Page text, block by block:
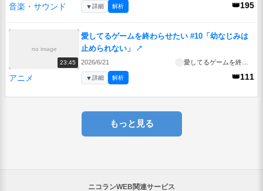
音楽・サウンド 👑195
▼詳細 解析
no image
23:45
愛してるゲームを終わらせたい #10「幼なじみは
止められない」
↗
2026/6/21 愛してるゲームを終わらせたい
アニメ 👑111
▼詳細 解析
もっと見る
ニコランWEB関連サービス